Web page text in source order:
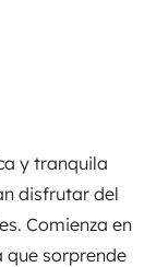
y tranquila
disfrutar del
Comienza en
que sorprende